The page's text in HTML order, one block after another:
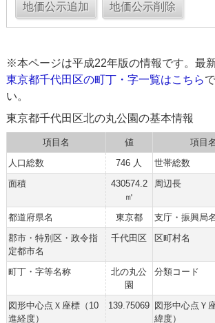
※本ページは平成22年版の情報です。最
東京都千代田区の町丁・字一覧はこちら
い。
東京都千代田区北の丸公園の基本情報
項目名 値 項目名
人口総数
746 人 世帯総数
面積
430574.2
㎡
周辺長
都道府県名
東京都
支庁・振興局名
郡市・特別区・政令指
定都市名
千代田区 区町村名
町丁・字等名称
北の丸公
園
分類コード
図形中心点Ｘ座標（10
進経度）
139.75069 図形中心点Ｙ
緯度）